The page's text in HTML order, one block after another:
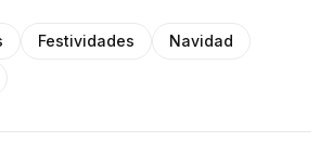
Festividades
Navidad